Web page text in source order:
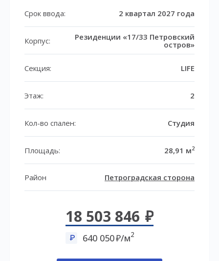
Срок ввода: 2 квартал 2027 года
Корпус:
Резиденции «17/33 Петровский
остров»
Секция: LIFE
Этаж: 2
Кол-во спален: Студия
Площадь: 28,91 м2
Район Петроградская сторона
18 503 846
640 050 /м2